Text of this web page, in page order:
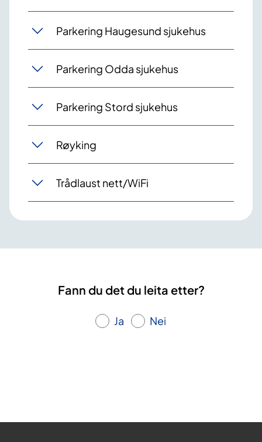
Parkering Haugesund sjukehus
Parkering Odda sjukehus
Parkering Stord sjukehus
Røyking
Trådlaust nett/WiFi
Fann du det du leita etter?
Ja Nei